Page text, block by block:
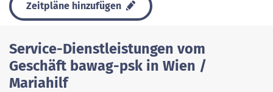
Zeitpläne hinzufügen
Service-Dienstleistungen vom
Geschäft bawag-psk in Wien /
Mariahilf